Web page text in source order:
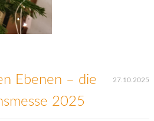
27.10.2025
Ebenen – die
2025